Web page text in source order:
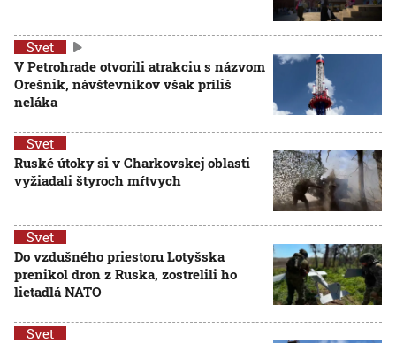
Svet
V Petrohrade otvorili atrakciu s názvom
Orešnik, návštevníkov však príliš
neláka
Svet
Ruské útoky si v Charkovskej oblasti
vyžiadali štyroch mŕtvych
Svet
Do vzdušného priestoru Lotyšska
prenikol dron z Ruska, zostrelili ho
lietadlá NATO
Svet